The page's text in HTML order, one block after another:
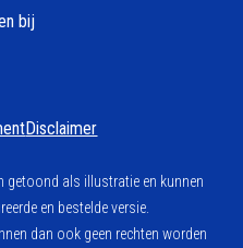
bij
Disclaimer
getoond als illustratie en kunnen
en bestelde versie.
dan ook geen rechten worden